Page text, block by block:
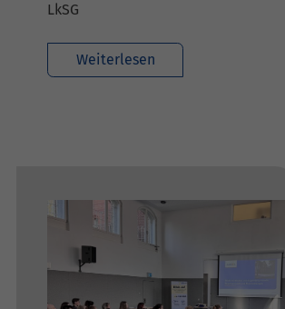
LkSG
Weiterlesen